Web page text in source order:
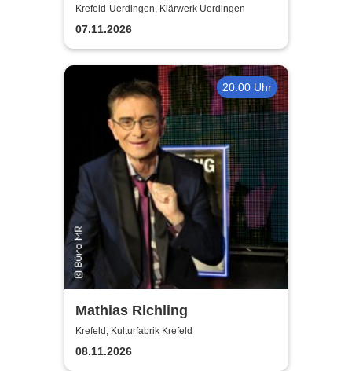
Modern Bellydance-
Tanzrevue
Krefeld-Uerdingen, Klärwerk Uerdingen
07.11.2026
20:00 Uhr
Mathias Richling
Krefeld, Kulturfabrik Krefeld
08.11.2026